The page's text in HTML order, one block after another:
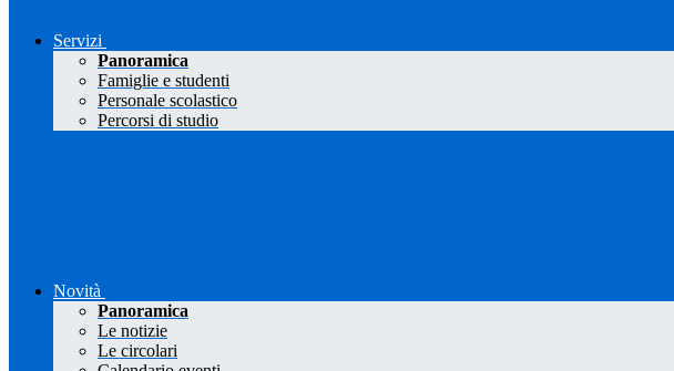
Servizi
Panoramica
Famiglie e studenti
Personale scolastico
Percorsi di studio
Novità
Panoramica
Le notizie
Le circolari